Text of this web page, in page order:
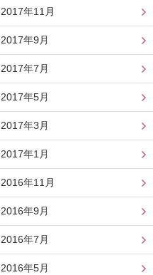
2017年11月
2017年9月
2017年7月
2017年5月
2017年3月
2017年1月
2016年11月
2016年9月
2016年7月
2016年5月